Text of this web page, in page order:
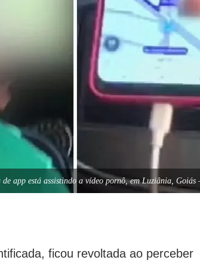
app está assistindo a vídeo pornô, em Luziânia,
ficou revoltada ao perceber